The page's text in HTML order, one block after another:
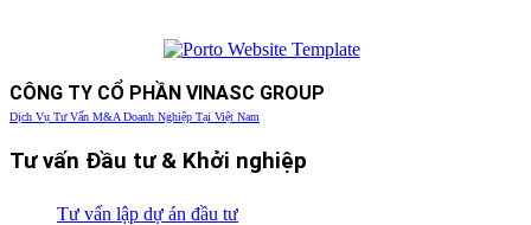
CÔNG TY CỔ PHẦN VINASC GROUP
Dịch Vụ Tư Vấn M&A Doanh Nghiệp Tại Việt Nam
Tư vấn Đầu tư & Khởi nghiệp
Tư vấn lập dự án đầu tư